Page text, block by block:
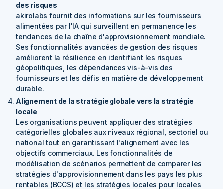
des risques
akirolabs fournit des informations sur les fournisseurs
alimentées par l'IA qui surveillent en permanence les
tendances de la chaîne d'approvisionnement mondiale.
Ses fonctionnalités avancées de gestion des risques
améliorent la résilience en identifiant les risques
géopolitiques, les dépendances vis-à-vis des
fournisseurs et les défis en matière de développement
durable.
Alignement de la stratégie globale vers la stratégie
locale
Les organisations peuvent appliquer des stratégies
catégorielles globales aux niveaux régional, sectoriel ou
national tout en garantissant l'alignement avec les
objectifs commerciaux. Les fonctionnalités de
modélisation de scénarios permettent de comparer les
stratégies d'approvisionnement dans les pays les plus
rentables (BCCS) et les stratégies locales pour locales